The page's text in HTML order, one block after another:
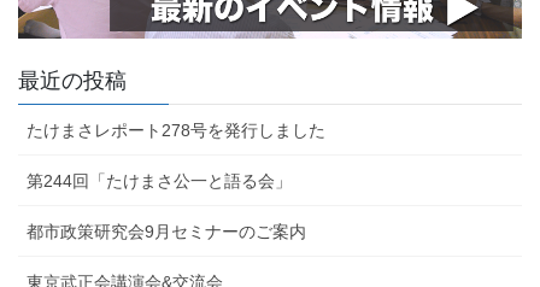
最近の投稿
たけまさレポート278号を発行しました
第244回「たけまさ公一と語る会」
都市政策研究会9月セミナーのご案内
東京武正会講演会&交流会